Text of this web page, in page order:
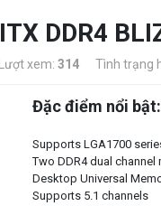
DDR4
xem: 314 Tình trạng
Đặc điểm nổi bật:
Supports LGA1700
Two DDR4 dual
Desktop Universal
Supports 5.1 channels